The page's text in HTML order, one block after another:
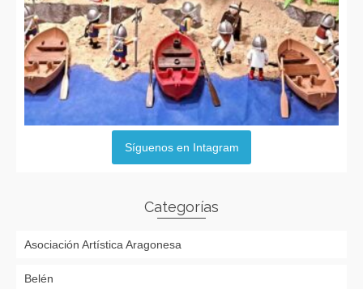
Síguenos en Intagram
Categorías
Asociación Artística Aragonesa
Belén